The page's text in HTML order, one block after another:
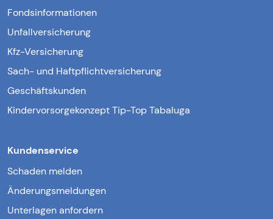
Fondsinformationen
Unfallversicherung
Kfz-Versicherung
Sach- und Haftpflichtversicherung
Geschäftskunden
Kindervorsorgekonzept Tip-Top Tabaluga
Kundenservice
Schaden melden
Änderungsmeldungen
Unterlagen anfordern